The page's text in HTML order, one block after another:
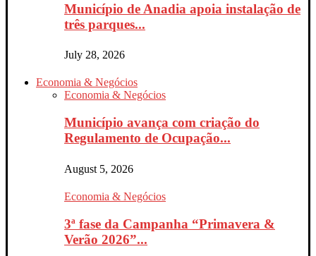
Município de Anadia apoia instalação de
três parques...
July 28, 2026
Economia & Negócios
Economia & Negócios
Município avança com criação do
Regulamento de Ocupação...
August 5, 2026
Economia & Negócios
3ª fase da Campanha “Primavera &
Verão 2026”...